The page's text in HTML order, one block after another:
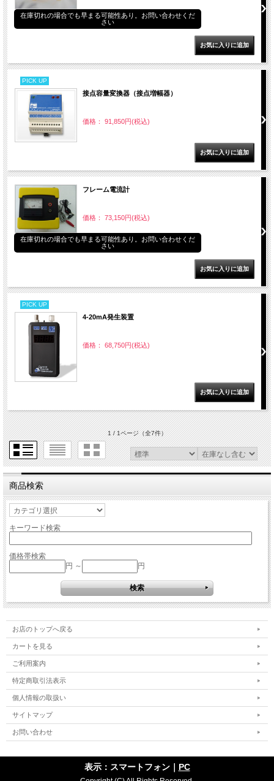
在庫切れの場合でも早まる可能性あり。お問い合わせくだ
さい
PICK UP
接点容量変換器（接点増幅器）
価格： 91,850円(税込)
フレーム電流計
価格： 73,150円(税込)
在庫切れの場合でも早まる可能性あり。お問い合わせくだ
さい
PICK UP
4-20mA発生装置
価格： 68,750円(税込)
1 / 1ページ（全7件）
商品検索
キーワード検索
価格帯検索
円 ～
円
お店のトップへ戻る
カートを見る
ご利用案内
特定商取引法表示
個人情報の取扱い
サイトマップ
お問い合わせ
表示：スマートフォン｜ PC